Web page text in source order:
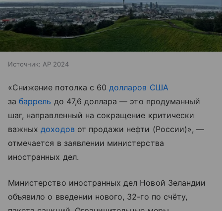
Источник: AP 2024
«Снижение потолка с 60долларов США
забаррель до 47,6 доллара — это продуманный
шаг, направленный на сокращение критически
важныхдоходов от продажи нефти (России)», —
отмечается в заявлении министерства
иностранных дел.
Министерство иностранных дел Новой Зеландии
объявило о введении нового, 32-го по счёту,